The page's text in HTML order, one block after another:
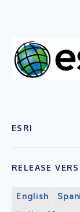
ESRI
RELEASE
English